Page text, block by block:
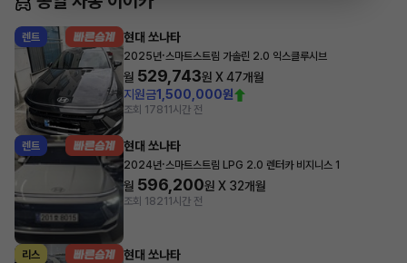
렌트 현대 쏘나타
2025년·스마트스트림 가솔린 2.0 익스클루시브
월 529,743원 X47개월
지원금1,500,000원
조회 17811시간 전
렌트 현대 쏘나타
2024년·스마트스트림 LPG 2.0 렌터카 비지니스 1
월 596,200원 X 32개월
조회 18211시간 전
리스 현대 쏘나타